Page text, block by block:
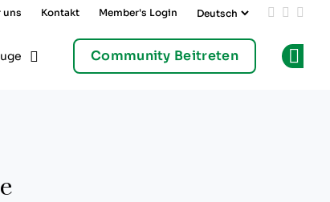
uns Kontakt Member's Login Add us
Follow
Community Beitreten